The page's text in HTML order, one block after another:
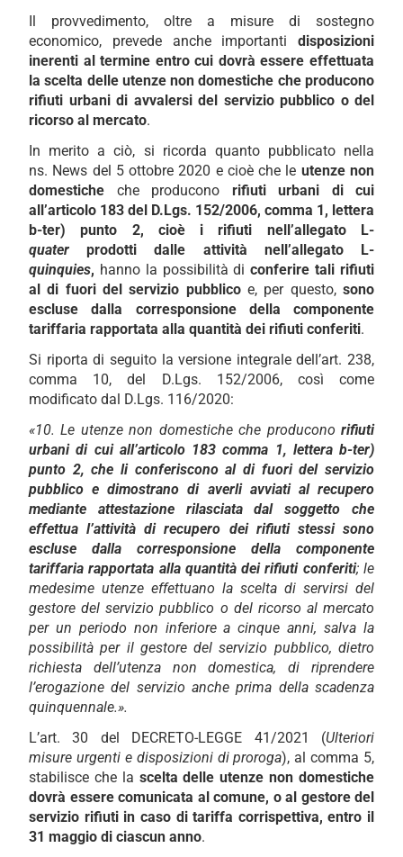
Il provvedimento, oltre a misure di sostegno
economico, prevede anche importanti disposizioni
inerenti al termine entro cui dovrà essere effettuata
la scelta delle utenze non domestiche che producono
rifiuti urbani di avvalersi del servizio pubblico o del
ricorso al mercato.
In merito a ciò, si ricorda quanto pubblicato nella
ns. News del 5 ottobre 2020 e cioè che le utenze non
domestiche che producono rifiuti urbani di cui
all’articolo 183 del D.Lgs. 152/2006, comma 1, lettera
b-ter) punto 2, cioè i rifiuti nell’allegato L-
quater prodotti dalle attività nell’allegato L-
quinquies, hanno la possibilità diconferire tali rifiuti
al di fuori del servizio pubblicoe, per questo,sono
escluse dalla corresponsione della componente
tariffaria rapportata alla quantità dei rifiuti conferiti.
Si riporta di seguito la versione integrale dell’art. 238,
comma 10, del D.Lgs. 152/2006, così come
modificato dal D.Lgs. 116/2020:
«10. Le utenze non domestiche che producono rifiuti
urbani di cui all’articolo 183 comma 1, lettera b-ter)
punto 2, che li conferiscono al di fuori del servizio
pubblico e dimostrano di averli avviati al recupero
mediante attestazione rilasciata dal soggetto che
effettua l’attività di recupero dei rifiuti stessi sono
escluse dalla corresponsione della componente
tariffaria rapportata alla quantità dei rifiuti conferiti; le
medesime utenze effettuano la scelta di servirsi del
gestore del servizio pubblico o del ricorso al mercato
per un periodo non inferiore a cinque anni, salva la
possibilità per il gestore del servizio pubblico, dietro
richiesta dell’utenza non domestica, di riprendere
l’erogazione del servizio anche prima della scadenza
quinquennale.».
L’art. 30 del DECRETO-LEGGE 41/2021 (Ulteriori
misure urgenti e disposizioni di proroga), al comma 5,
stabilisce che la scelta delle utenze non domestiche
dovrà essere comunicata al comune, o al gestore del
servizio rifiuti in caso di tariffa corrispettiva, entro il
31 maggio di ciascun anno.